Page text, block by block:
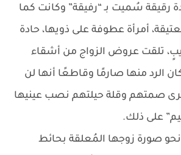
رقيقة سُميت بـ “رفيقة” وكانت كما
أمرأة عطوفة على ذويها، حادة
تلقت عروض الزواج من أشقاء
الرد منها صارمًا وقاطعًا أنها لن
صمتهم وقلة حيلتهم نصب عينيها
على ذلك.
نحو صورة زوجها المُعلقة بحائط